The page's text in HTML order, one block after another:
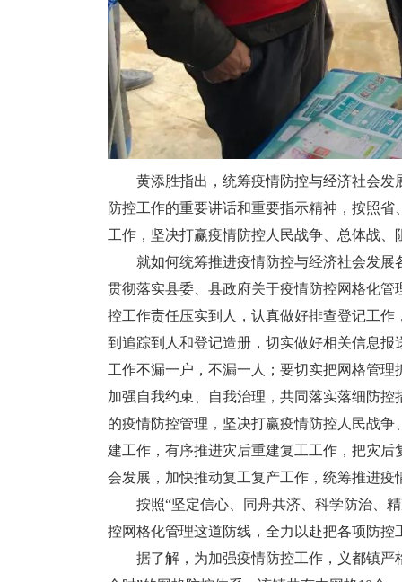
黄添胜指出，统筹疫情防控与经济社会发
防控工作的重要讲话和重要指示精神，按照
工作，坚决打赢疫情防控人民战争、总体战、
就如何统筹推进疫情防控与经济社会发展
贯彻落实县委、县政府关于疫情防控网格化
控工作责任压实到人，认真做好排查登记工
到追踪到人和登记造册，切实做好相关信息
工作不漏一户，不漏一人；要切实把网格管
加强自我约束、自我治理，共同落实落细防
的疫情防控管理，坚决打赢疫情防控人民战
建工作，有序推进灾后重建复工工作，把灾
会发展，加快推动复工复产工作，统筹推进疫
按照“坚定信心、同舟共济、科学防治、精
控网格化管理这道防线，全力以赴把各项防控
据了解，为加强疫情防控工作，义都镇严